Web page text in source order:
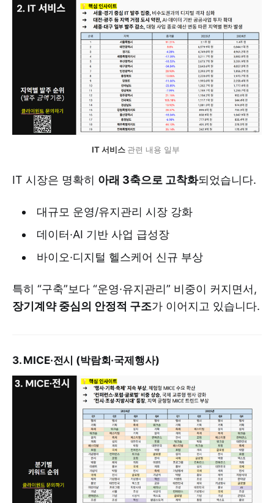
IT 서비스 관련 내용 일부
IT 시장은 명확히 아래 3축으로 고착화되었습니다.
대규모 운영/유지관리 시장 강화
데이터·AI 기반 사업 급성장
바이오·디지털 헬스케어 신규 부상
특히 “구축”보다 “운영·유지관리” 비중이 커지면서,
장기계약 중심의 안정적 구조가 이어지고 있습니다.
3. MICE·전시 (박람회·국제행사)